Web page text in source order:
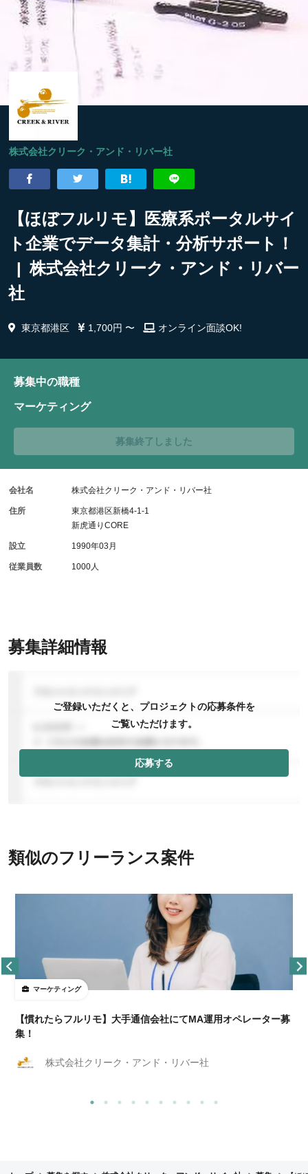
株式会社クリーク・アンド・リバー社
【ほぼフルリモ】医療系ポータルサイ
ト企業でデータ集計・分析サポート！
| 株式会社クリーク・アンド・リバー
社
東京都港区 1,700円 〜 オンライン面談OK!
募集詳細情報
ご登録いただくと、プロジェクトの応募条件を
ご覧いただけます。
応募する
募集中の職種
マーケティング
募集終了しました
会社名 株式会社クリーク・アンド・リバー社
住所
東京都港区新橋4-1-1
新虎通りCORE
設立 1990年03月
従業員数 1000人
類似のフリーランス案件
マーケティング
【慣れたらフルリモ】大手通信会社にてMA運用オペレーター募
集！
株式会社クリーク・アンド・リバー社